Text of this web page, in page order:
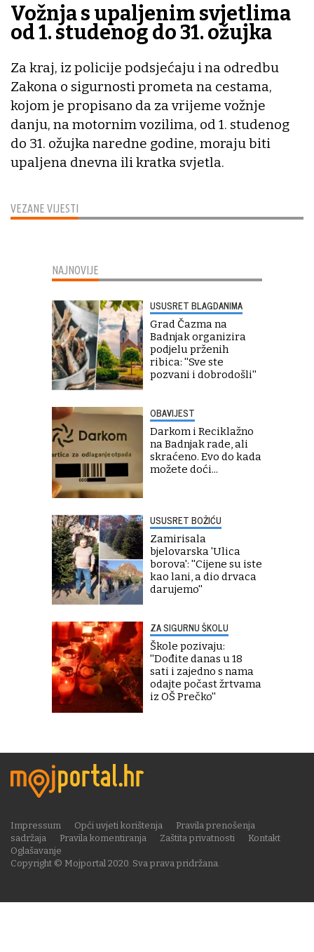
VEZANE VIJESTI
Vožnja s upaljenim svjetlima
od 1. studenog do 31. ožujka
Za kraj, iz policije podsjećaju i na odredbu
Zakona o sigurnosti prometa na cestama,
kojom je propisano da za vrijeme vožnje
danju, na motornim vozilima, od 1. studenog
do 31. ožujka naredne godine, moraju biti
upaljena dnevna ili kratka svjetla.
NAJNOVIJE
USUSRET BLAGDANIMA
Grad Čazma na
Badnjak organizira
podjelu prženih
ribica: ''Sve ste
pozvani i dobrodošli''
OBAVIJEST
Darkom i Reciklažno
na Badnjak rade, ali
skraćeno. Evo do kada
možete doći...
USUSRET BOŽIĆU
Zamirisala
bjelovarska 'Ulica
borova': ''Cijene su iste
kao lani, a dio drvaca
darujemo''
ZA SIGURNU ŠKOLU
Škole pozivaju:
''Dođite danas u 18
sati i zajedno s nama
odajte počast žrtvama
iz OŠ Prečko''
Copyright © Mojportal 2020. Sva prava pridržana.
Impressum Opći uvjeti korištenja
Pravila prenošenja
sadržaja
Pravila komentiranja Zaštita privatnosti
Kontakt
Oglašavanje